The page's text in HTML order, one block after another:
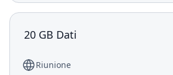
20 GB Dati
Riunione